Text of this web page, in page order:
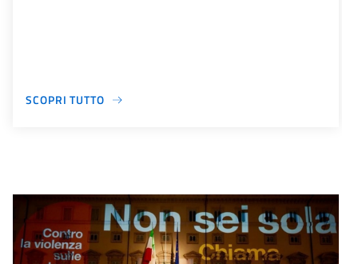
SCOPRI TUTTO